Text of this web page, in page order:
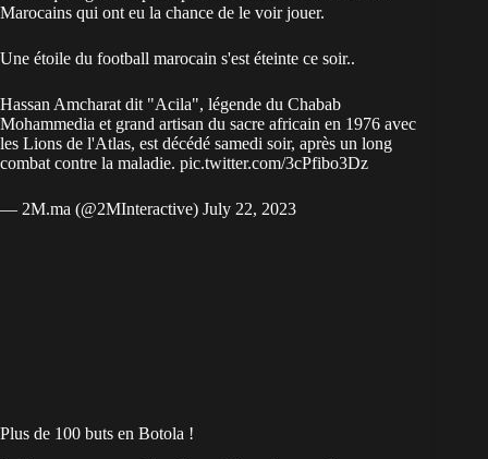
Marocains qui ont eu la chance de le voir jouer.
Une étoile du football marocain s'est éteinte ce soir..
Hassan Amcharat dit "Acila", légende du Chabab
Mohammedia et grand artisan du sacre africain en 1976 avec
les Lions de l'Atlas, est décédé samedi soir, après un long
combat contre la maladie. pic.twitter.com/3cPfibo3Dz
— 2M.ma (@2MInteractive) July 22, 2023
Plus de 100 buts en Botola !